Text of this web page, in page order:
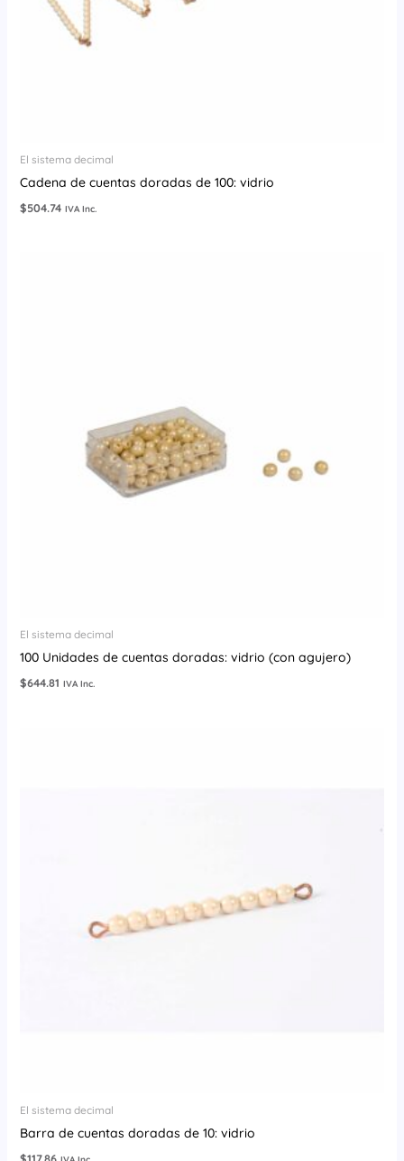
El sistema decimal
Cadena de cuentas doradas de 100: vidrio
$504.74 IVA Inc.
El sistema decimal
100 Unidades de cuentas doradas: vidrio (con agujero)
$644.81 IVA Inc.
El sistema decimal
Barra de cuentas doradas de 10: vidrio
$117.86